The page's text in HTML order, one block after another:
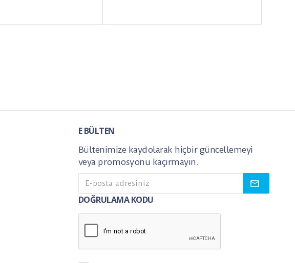
E BÜLTEN
Bültenimize kaydolarak hiçbir güncellemeyi
veya promosyonu kaçırmayın.
DOĞRULAMA KODU